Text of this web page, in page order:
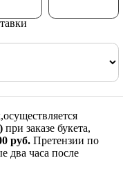
при заказе букета,
руб. Претензии по
два часа после